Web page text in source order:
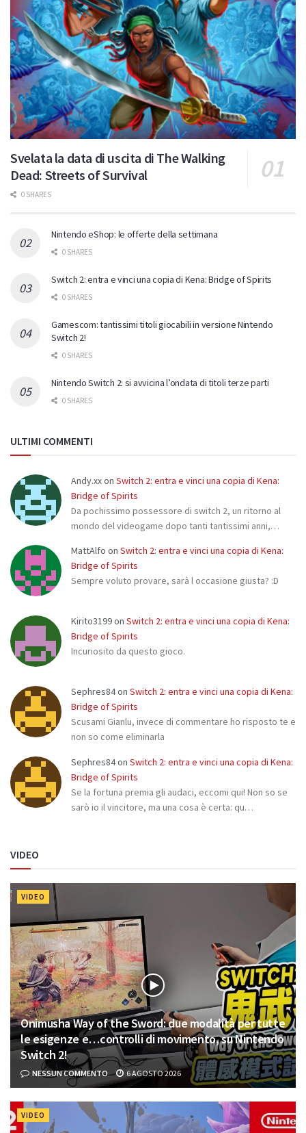
Svelata la data di uscita di The Walking
Dead: Streets of Survival
0 SHARES
Nintendo eShop: le offerte della settimana
0 SHARES
Switch 2: entra e vinci una copia di Kena: Bridge of Spirits
0 SHARES
Gamescom: tantissimi titoli giocabili in versione Nintendo
Switch 2!
0 SHARES
Nintendo Switch 2: si avvicina l’ondata di titoli terze parti
0 SHARES
ULTIMI COMMENTI
Andy.xxon Switch 2: entra e vinci una copia di Kena:
Bridge of Spirits
Da pochissimo possessore di switch 2, un ritorno al
mondo del videogame dopo tanti tantissimi anni,…
MattAlfo on Switch 2: entra e vinci una copia di Kena:
Bridge of Spirits
Sempre voluto provare, sarà l occasione giusta? :D
Kirito3199on Switch 2: entra e vinci una copia di Kena:
Bridge of Spirits
Incuriosito da questo gioco.
Sephres84on Switch 2: entra e vinci una copia di Kena:
Bridge of Spirits
Scusami Gianlu, invece di commentare ho risposto te e
non so come eliminarla
Sephres84on Switch 2: entra e vinci una copia di Kena:
Bridge of Spirits
Se la fortuna premia gli audaci, eccomi qui! Non so se
sarò io il vincitore, ma una cosa è certa: qu…
VIDEO
VIDEO
Onimusha Way of the Sword: due modalità per tutte
le esigenze e…controlli di movimento, su Nintendo
Switch 2!
NESSUN COMMENTO 6 AGOSTO 2026
VIDEO